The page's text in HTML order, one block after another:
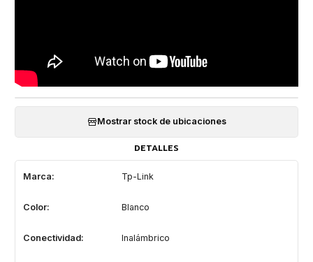
Mostrar stock de ubicaciones
DETALLES
Marca: Tp-Link
Color: Blanco
Conectividad: Inalámbrico